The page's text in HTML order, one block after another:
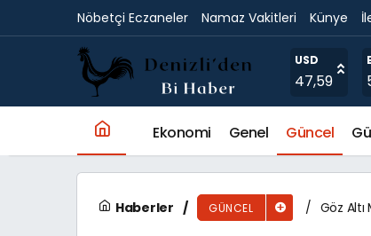
Nöbetçi Eczaneler Namaz Vakitleri Künye
USD
47,59
Ekonomi Genel Güncel
Haberler GÜNCEL Göz Altı
Göz Altı Morlukları Nasıl Geçer?